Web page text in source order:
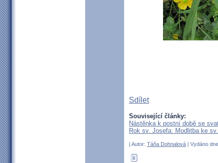
Sdílet
Související články:
Nástěnka k postní době se
Rok sv. Josefa: Modlitba ke
| Autor: Táňa Dohnalová | Vydáno